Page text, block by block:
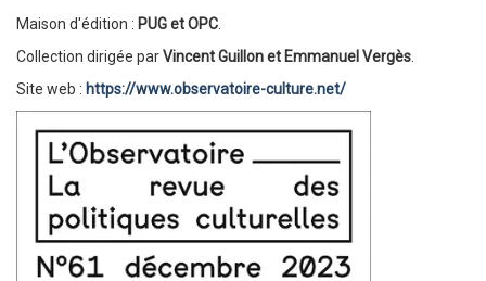
Maison d'édition : PUG et OPC
Collection dirigée parVincent Guillon et Emmanuel Vergès
Site web : https://www.observatoire-culture.net/